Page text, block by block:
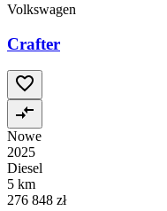
Volkswagen
Crafter
Nowe
2025
Diesel
5 km
276 848 zł